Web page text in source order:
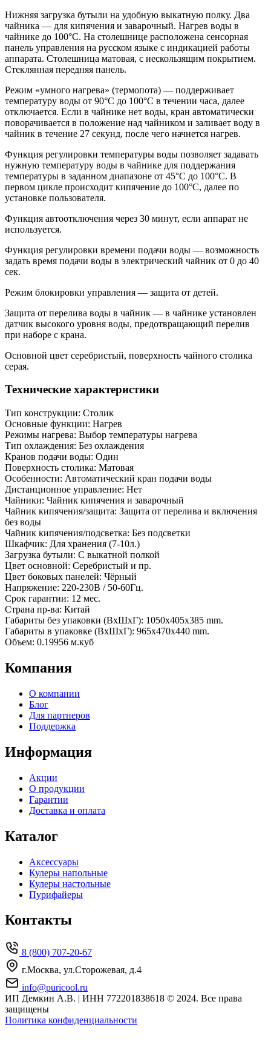
Нижняя загрузка бутыли на удобную выкатную полку. Два
чайника — для кипячения и заварочный. Нагрев воды в
чайнике до 100°С. На столешнице расположена сенсорная
панель управления на русском языке с индикацией работы
аппарата. Столешница матовая, с нескользящим покрытием.
Стеклянная передняя панель.
Режим «умного нагрева» (термопота) — поддерживает
температуру воды от 90°С до 100°С в течении часа, далее
отключается. Если в чайнике нет воды, кран автоматически
поворачивается в положение над чайником и заливает воду в
чайник в течение 27 секунд, после чего начнется нагрев.
Функция регулировки температуры воды позволяет задавать
нужную температуру воды в чайнике для поддержания
температуры в заданном диапазоне от 45°С до 100°С. В
первом цикле происходит кипячение до 100°С, далее по
установке пользователя.
Функция автоотключения через 30 минут, если аппарат не
используется.
Функция регулировки времени подачи воды — возможность
задать время подачи воды в электрический чайник от 0 до 40
сек.
Режим блокировки управления — защита от детей.
Защита от перелива воды в чайник — в чайнике установлен
датчик высокого уровня воды, предотвращающий перелив
при наборе с крана.
Основной цвет серебристый, поверхность чайного столика
серая.
Технические характеристики
Тип конструкции: Столик
Основные функции: Нагрев
Режимы нагрева: Выбор температуры нагрева
Тип охлаждения: Без охлаждения
Кранов подачи воды: Один
Поверхность столика: Матовая
Особенности: Автоматический кран подачи воды
Дистанционное управление: Нет
Чайники: Чайник кипячения и заварочный
Чайник кипячения/защита: Защита от перелива и включения
без воды
Чайник кипячения/подсветка: Без подсветки
Шкафчик: Для хранения (7-10л.)
Загрузка бутыли: С выкатной полкой
Цвет основной: Серебристый и пр.
Цвет боковых панелей: Чёрный
Напряжение: 220-230В / 50-60Гц.
Срок гарантии: 12 мес.
Страна пр-ва: Китай
Габариты без упаковки (ВxШxГ): 1050x405x385 mm.
Габариты в упаковке (ВxШxГ): 965x470x440 mm.
Объем: 0.19956 м.куб
Компания
О компании
Блог
Для партнеров
Поддержка
Информация
Акции
О продукции
Гарантии
Доставка и оплата
Каталог
Аксессуары
Кулеры напольные
Кулеры настольные
Пурифайеры
Контакты
8 (800) 707-20-67
г.Москва, ул.Сторожевая, д.4
info@puricool.ru
ИП Демкин А.В. | ИНН 772201838618 © 2024. Все права
защищены
Политика конфиденциальности